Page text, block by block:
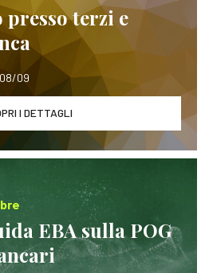
terzi e
09
I DETTAGLI
EBA sulla POG